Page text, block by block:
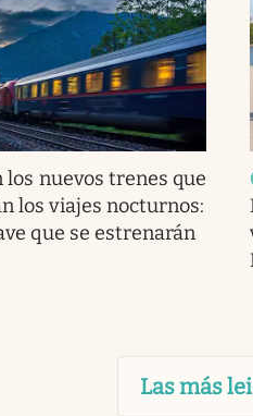
los nuevos trenes que
los viajes nocturnos:
que se estrenarán
Las más